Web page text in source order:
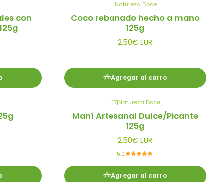
con
|Natureza Doce
Coco rebanado hecho a mano
125g
2,50€ EUR
Agregar al carro
117|Natureza Doce
Maní Artesanal Dulce/Picante
125g
2,50€ EUR
5.0
Agregar al carro